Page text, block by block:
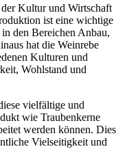
Kultur und Wirtschaft
ist eine wichtige
den Bereichen Anbau,
hat die Weinrebe
Kulturen und
Wohlstand und
vielfältige und
wie Traubenkerne
werden können. Dies
Vielseitigkeit und